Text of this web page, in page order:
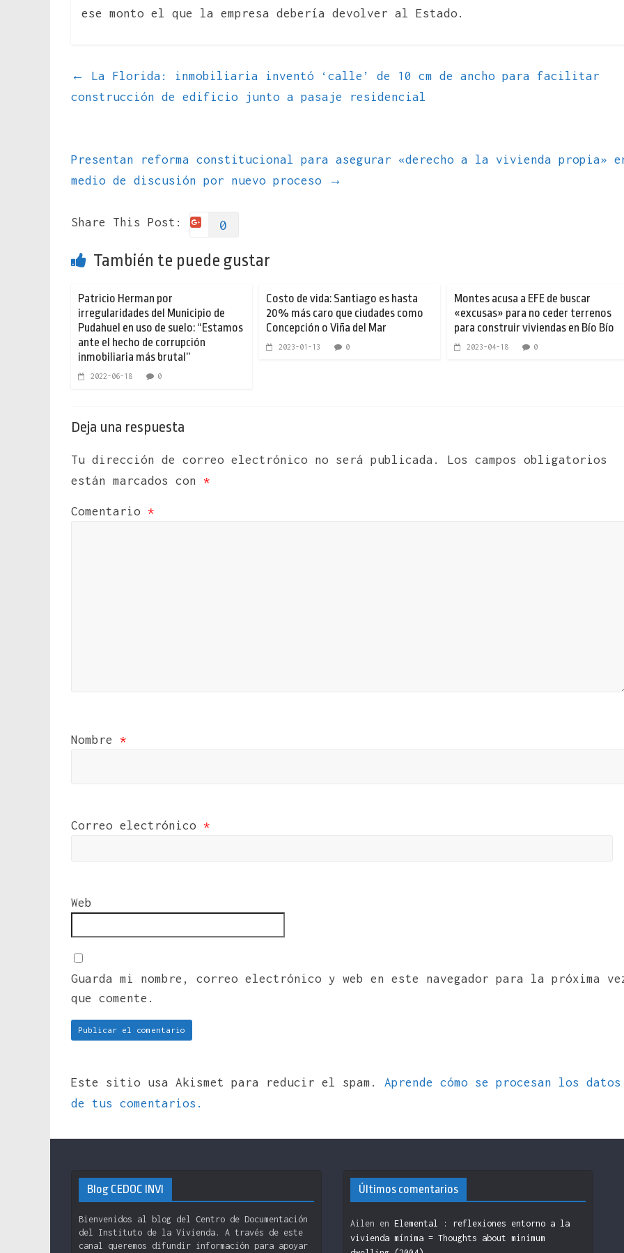
ese monto el que la empresa debería devolver al Estado.
←
La Florida: inmobiliaria inventó ‘calle’ de 10 cm de ancho para facilitar
construcción de edificio junto a pasaje residencial
Presentan reforma constitucional para asegurar «derecho a la vivienda propia»
medio de discusión por nuevo proceso
→
Share This Post: 0
También te puede gustar
Patricio Herman por
irregularidades del Municipio de
Pudahuel en uso de suelo: “Estamos
ante el hecho de corrupción
inmobiliaria más brutal”
2022-06-18 0
Costo de vida: Santiago es hasta
20% más caro que ciudades como
Concepción o Viña del Mar
2023-01-13 0
Montes acusa a EFE de buscar
«excusas» para no ceder terrenos
para construir viviendas en Bío Bío
2023-04-18 0
Deja una respuesta
Tu dirección de correo electrónico no será publicada.
Los campos obligatorios
están marcados con *
Comentario *
Nombre *
Correo electrónico *
Web
Guarda mi nombre, correo electrónico y web en este navegador para la próxima
que comente.
Este sitio usa Akismet para reducir el spam. Aprende cómo se procesan los datos
de tus comentarios.
Blog CEDOC INVI
Bienvenidos al blog del Centro de Documentación
del Instituto de la Vivienda. A través de este
canal queremos difundir información para apoyar
Últimos comentarios
Ailen en Elemental : reflexiones entorno a la
vivienda mínima = Thoughts about minimum